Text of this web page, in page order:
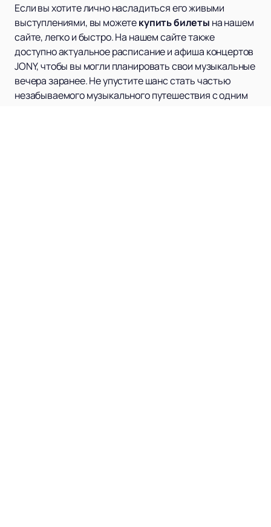
Если вы хотите лично насладиться его живыми
выступлениями, вы можетекупить билеты на нашем
сайте, легко и быстро. На нашем сайте также
доступно актуальное расписание и афиша концертов
JONY, чтобы вы могли планировать свои музыкальные
вечера заранее. Не упустите шанс стать частью
незабываемого музыкального путешествия с одним